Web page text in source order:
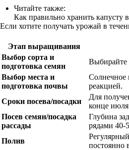
Читайте также:
Как правильно хранить
Если хотите получать урожай в
Этап выращивания
Выбор сорта и
подготовка семян
Выбирайте
Выбор места и
подготовка почвы
Солнечное
реакцией.
Сроки посева/посадки
Для
конце июля
Посев семян/посадка
рассады
Глубина
рядами 40-
Полив
постоянно